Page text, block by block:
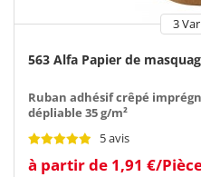
3
563 Alfa Papier de
Ruban adhésif crêpé
dépliable 35 g/m²
5 avis
à partir de 1,91 €/